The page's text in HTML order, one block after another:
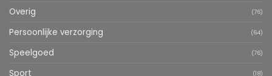
Overig (76)
Persoonlijke verzorging (64)
Speelgoed (76)
Sport (18)